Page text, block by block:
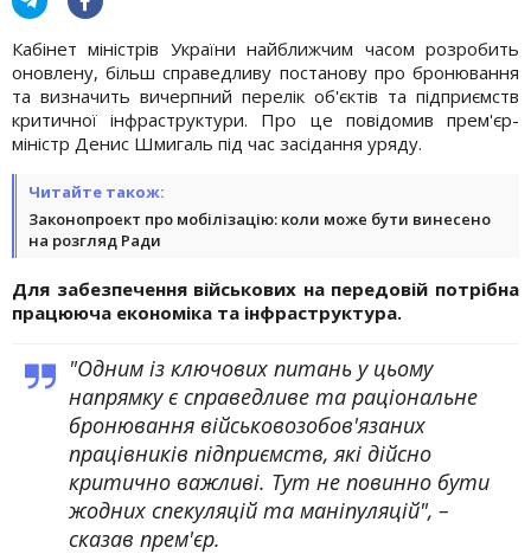
Кабінет міністрів України найближчим часом розробить
оновлену, більш справедливу постанову про бронювання
та визначить вичерпний перелік об'єктів та підприємств
критичної інфраструктури. Про це повідомив прем'єр-
міністр Денис Шмигаль під час засідання уряду.
Читайте також:
Законопроект про мобілізацію: коли може бути винесено
на розгляд Ради
Для забезпечення військових на передовій потрібна
працююча економіка та інфраструктура.
"Одним із ключових питань у цьому
напрямку є справедливе та раціональне
бронювання військовозобов'язаних
працівників підприємств, які дійсно
критично важливі. Тут не повинно бути
жодних спекуляцій та маніпуляцій", –
сказав прем'єр.